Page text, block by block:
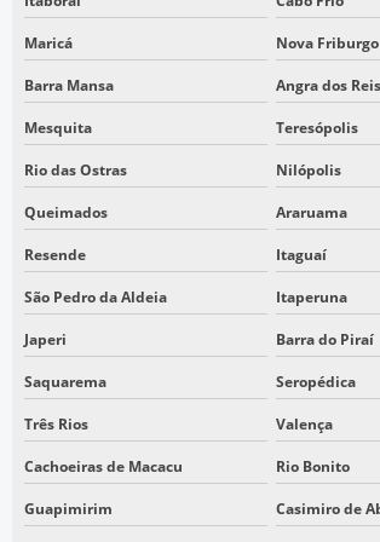
LEVANTAMENTO INTERNO GALPÃO
LEVANTAMENTO PLANIALTIMÉTRICO DO TERRENO
LEVANTAMENTO PLANIMÉTRICO GEORREFERENCIADO
LEVANTAMENTO TOPOGRÁFICO COM LASER
LEVANTAMENTO TOPOGRÁFICO DRONE
LEVANTAMENTO TOPOGRÁFICO EM SÃO PAULO
LEVANTAMENTO TOPOGRÁFICO PLANIMÉTRICO
SERVIÇOS DE TOPOGRAFIA COM DRONE
SERVIÇOS TOPOGRÁFICOS SP
TOPOGRAFIA COM DRONE
TOPOGRAFIA DRONE AEROFOTOGRAMETRIA
TOPOGRAFIA EM SÃO PAULO
Maricá Nova Friburgo
Barra Mansa Angra dos Reis
Mesquita Teresópolis
Rio das Ostras Nilópolis
Queimados Araruama
Resende Itaguaí
São Pedro da Aldeia Itaperuna
Japeri Barra do Piraí
Saquarema Seropédica
Três Rios Valença
Cachoeiras de Macacu Rio Bonito
Guapimirim Casimiro de